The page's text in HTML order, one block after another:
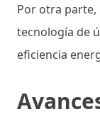
Por otra parte,
tecnología de
eficiencia